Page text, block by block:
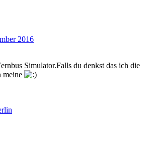
2016
Simulator.Falls du denkst das ich die
meine